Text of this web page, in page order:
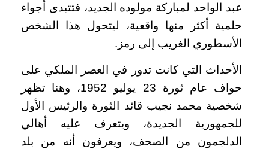
عبد الواحد لمباركة مولوده الجديد، فتتبدى أجواء
حلمية أكثر منها واقعية، ليتحول هذا الشخص
الأسطوري الغريب إلى رمز.
الأحداث التي كانت تدور في العصر الملكي على
حواف عام ثورة 23 يوليو 1952، وهنا تظهر
شخصية محمد نجيب قائد الثورة والرئيس الأول
للجمهورية الجديدة، ويتعرف عليه أهالي
الدلجمون من الصحف، ويعرفون أنه من بلد